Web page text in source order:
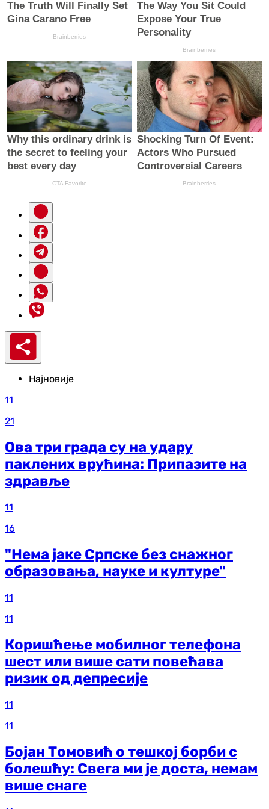
Најновије
11
21
Ова три града су на удару
паклених врућина: Припазите на
здравље
11
16
"Нема јаке Српске без снажног
образовања, науке и културе"
11
11
Коришћење мобилног телефона
шест или више сати повећава
ризик од депресије
11
11
Бојан Томовић о тешкој борби с
болешћу: Свега ми је доста, немам
више снаге